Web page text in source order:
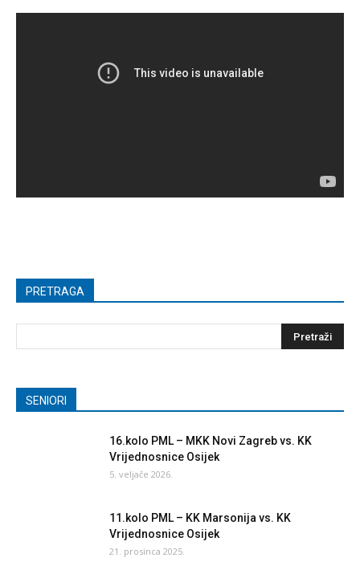
PRETRAGA
SENIORI
16.kolo PML – MKK Novi Zagreb vs. KK
Vrijednosnice Osijek
5. veljače 2026.
11.kolo PML – KK Marsonija vs. KK
Vrijednosnice Osijek
21. prosinca 2025.